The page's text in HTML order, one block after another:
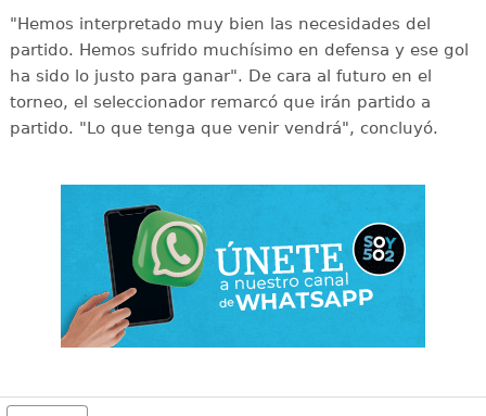
"Hemos interpretado muy bien las necesidades del
partido. Hemos sufrido muchísimo en defensa y ese gol
ha sido lo justo para ganar". De cara al futuro en el
torneo, el seleccionador remarcó que irán partido a
partido. "Lo que tenga que venir vendrá", concluyó.